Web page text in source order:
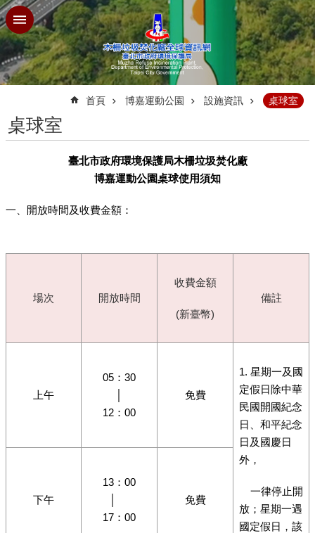
跳到主要內容區塊
首頁 博嘉運動公園 設施資訊 桌球室
桌球室
臺北市政府環境保護局木柵垃圾焚化廠
博嘉運動公園桌球使用須知
一、開放時間及收費金額：
場次 開放時間
收費金額
(新臺幣)
備註
上午
05：30
12：00
免費
1. 星期一及國
定假日除中華
民國開國紀念
日、和平紀念
日及國慶日
外，
一律停止開
放；星期一遇
國定假日，該
下午
13：00
17：00
免費